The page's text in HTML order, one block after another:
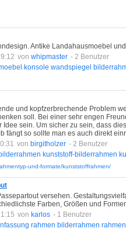
Antike Landahausmoebel und
von whipmaster - 2 Benutzer
konsole wandspiegel
und kopfzerbrechende Problem
soll. Bei einer sehr engen
sein. Um sicher zu sein, dass
fängt so sollte man es auch direkt
von birgitholzer - 2 Benutzer
kunststoff-bilderrahmen
und-formate/kunststoffrahmen/
versehen.
Farben, Größen und
von karlos - 1 Benutzer
rahmen bilderrahmen